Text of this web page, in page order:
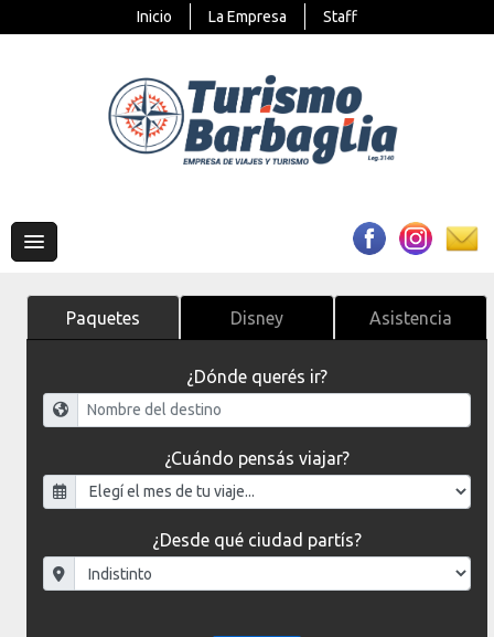
Inicio La Empresa Staff
Paquetes Disney Asistencia
¿Dónde querés ir?
¿Cuándo pensás viajar?
¿Desde qué ciudad partís?